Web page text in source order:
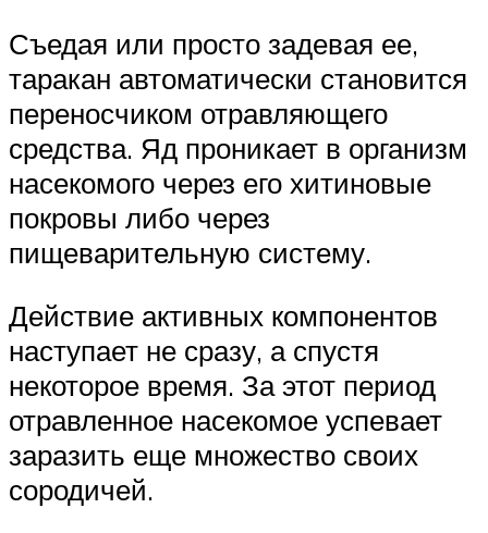
Съедая или просто задевая ее,
таракан автоматически становится
переносчиком отравляющего
средства. Яд проникает в организм
насекомого через его хитиновые
покровы либо через
пищеварительную систему.
Действие активных компонентов
наступает не сразу, а спустя
некоторое время. За этот период
отравленное насекомое успевает
заразить еще множество своих
сородичей.